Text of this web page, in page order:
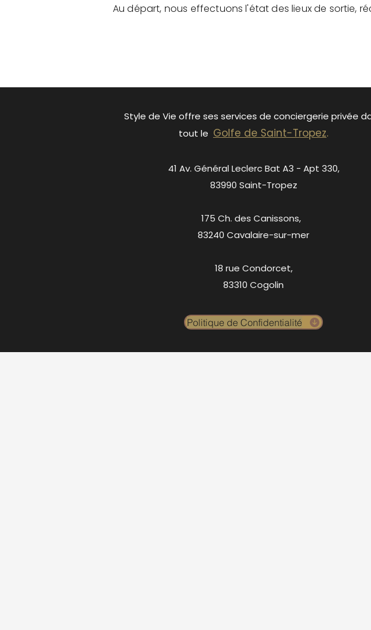
Au départ, nous effectuons l'état des lieux de sortie,
Style de Vie offre ses services de conciergerie privée
tout le Golfe de Saint-Tropez.
41 Av. Général Leclerc Bat A3 - Apt 330,
83990 Saint-Tropez
175 Ch. des Canissons,
83240 Cavalaire-sur-mer
18 rue Condorcet,
83310 Cogolin
Politique de Confidentialité